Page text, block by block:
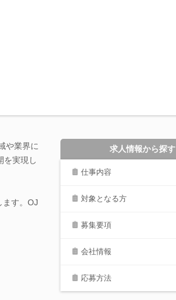
や業界に
を実現し
ます。OJ
求人情報から探す
仕事内容
対象となる方
募集要項
会社情報
応募方法